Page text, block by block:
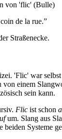
von 'flic' (Bulle)
de la rue.”
Straßenecke.
'Flic' war
von einem
sein kann.
Flic ist schon
um. Slang aus
beiden Systeme